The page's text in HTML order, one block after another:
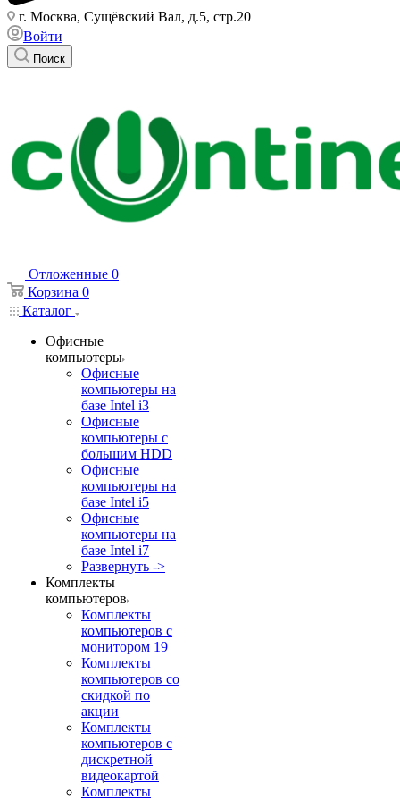
г. Москва, Сущёвский Вал, д.5, стр.20
Войти
Поиск
Отложенные 0
Корзина 0
Каталог
Офисные
компьютеры
Офисные
компьютеры на
базе Intel i3
Офисные
компьютеры с
большим HDD
Офисные
компьютеры на
базе Intel i5
Офисные
компьютеры на
базе Intel i7
Развернуть ->
Комплекты
компьютеров
Комплекты
компьютеров с
монитором 19
Комплекты
компьютеров со
скидкой по
акции
Комплекты
компьютеров с
дискретной
видеокартой
Комплекты